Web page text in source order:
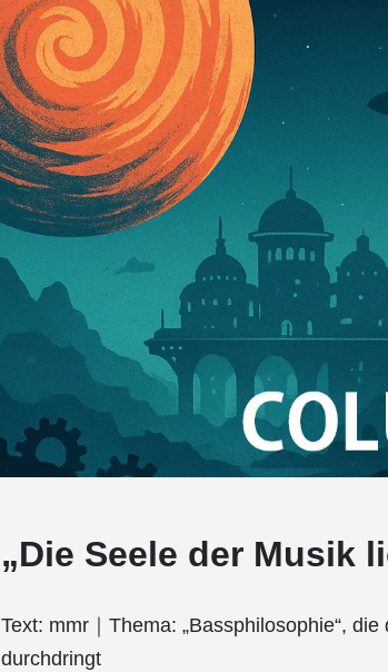
„Die Seele der Musik
Text: mmr｜Thema: „Bassphilosophie“,
durchdringt